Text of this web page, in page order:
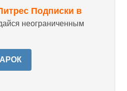
Подписки в
неограниченным